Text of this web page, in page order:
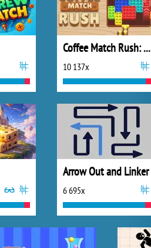
Coffee Match Rush: Sort Puzzle
10 137x
Arrow Out and Linker
6 695x